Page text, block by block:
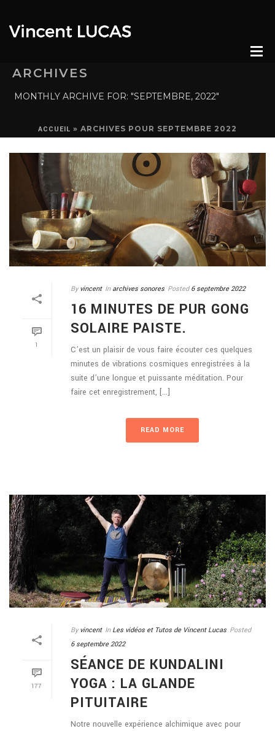
ARCHIVES
MONTHLY ARCHIVE FOR: "SEPTEMBRE, 2022"
ACCUEIL » ARCHIVES POUR SEPTEMBRE 2022
1
By vincent In archives sonores Posted 6 septembre 2022
16 MINUTES DE PUR GONG
SOLAIRE PAISTE.
C’est un plaisir de vous faire écouter ces quelques
minutes de vibrations cosmiques enregistrées à la
suite d’une longue et puissante méditation. Pour
faire cet enregistrement, [...]
READ MORE
177
By vincent In Les vidéos et Tutos de Vincent Lucas Posted
6 septembre 2022
SÉANCE DE KUNDALINI
YOGA : LA GLANDE
PITUITAIRE
Notre nouvelle expérience alchimique avec pour